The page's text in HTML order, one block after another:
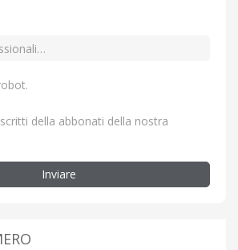
della abbonati della nostra
Inviare